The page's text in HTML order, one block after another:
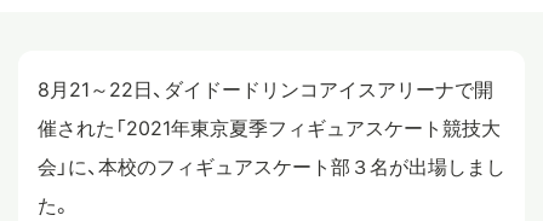
スタディツアー
8月21～22日、ダイドードリンコアイスアリーナで開
催された「2021年東京夏季フィギュアスケート競技大
会」に、本校のフィギュアスケート部３名が出場しまし
た。